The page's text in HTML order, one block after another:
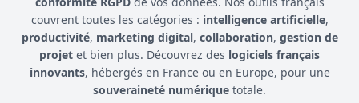
couvrent toutes les catégories : intelligence artificielle,
productivité, marketing digital, collaboration, gestion de
projet et bien plus. Découvrez des logiciels français
innovants, hébergés en France ou en Europe, pour une
souveraineté numérique totale.